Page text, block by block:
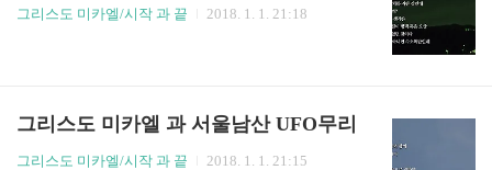
그리스도 미카엘/시작 과 끝 2018. 1. 1. 21:18
그리스도 미카엘 과 서울남산 UFO무리
그리스도 미카엘/시작 과 끝 2018. 1. 1. 21:15